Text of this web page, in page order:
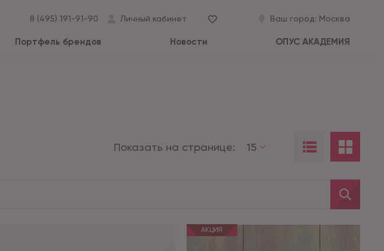
8 (495) 191-91-90 Личный кабинет Ваш город: Москва
Портфель брендов Новости ОПУС АКАДЕМИЯ
Показать на странице: 15
АКЦИЯ